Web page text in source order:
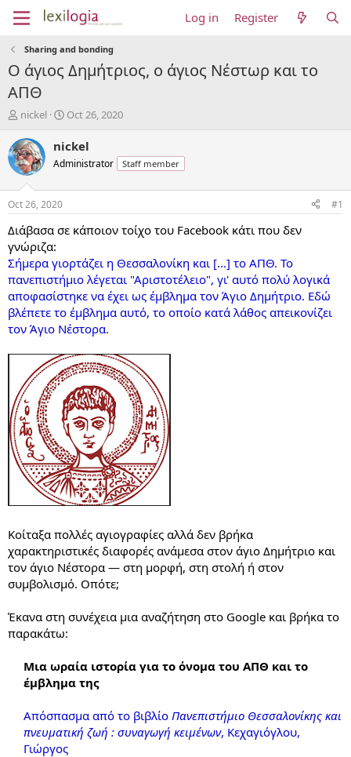
Log in Register
Sharing and bonding
Ο άγιος Δημήτριος, ο άγιος Νέστωρ και το
ΑΠΘ
T
r
e
a
d
s
t
a
t
e
r
nickel
S
a
t
t
e
Oct 26, 2020
nickel
Administrator Staff member
Oct 26, 2020 #1
Διάβασα σε κάποιον τοίχο του Facebook κάτι που δεν
γνώριζα:
Σήμερα γιορτάζει η Θεσσαλονίκη και [...] το ΑΠΘ. Το
πανεπιστήμιο λέγεται "Αριστοτέλειο", γι' αυτό πολύ λογικά
αποφασίστηκε να έχει ως έμβλημα τον Άγιο Δημήτριο. Εδώ
βλέπετε το έμβλημα αυτό, το οποίο κατά λάθος απεικονίζει
τον Άγιο Νέστορα.
Κοίταξα πολλές αγιογραφίες αλλά δεν βρήκα
χαρακτηριστικές διαφορές ανάμεσα στον άγιο Δημήτριο και
τον άγιο Νέστορα — στη μορφή, στη στολή ή στον
συμβολισμό. Οπότε;
Έκανα στη συνέχεια μια αναζήτηση στο Google και βρήκα το
παρακάτω:
Μια ωραία ιστορία για το όνομα του ΑΠΘ και το
έμβλημα της
Απόσπασμα από το βιβλίο Πανεπιστήμιο Θεσσαλονίκης και
πνευματική ζωή : συναγωγή κειμένων, Κεχαγιόγλου,
Γιώργος